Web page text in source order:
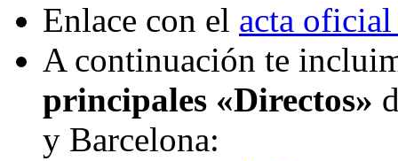
Enlace con el acta
A continuación te
principales «Directos»
y Barcelona: